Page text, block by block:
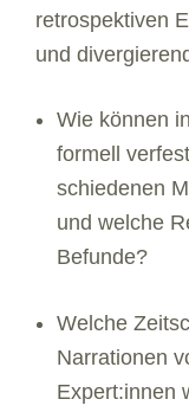
retro­spek­ti­ven
und
Wie kön­nen
for­mell
schie­de­nen
und wel­che
Befunde?
Wel­che
Nar­ra­tio­nen
Expert:innen